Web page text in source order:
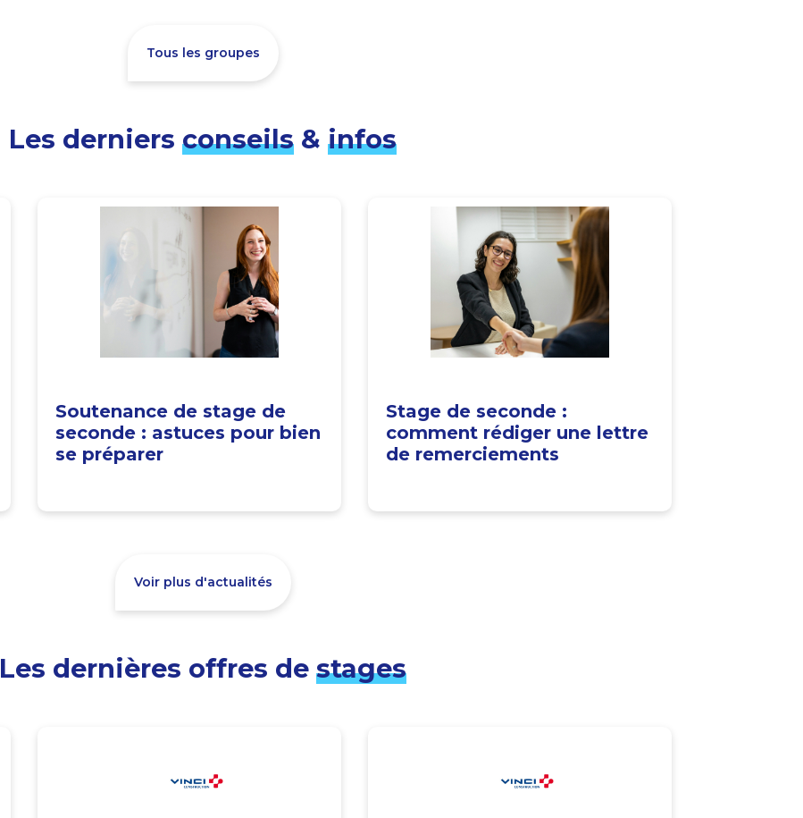
Tous les groupes
Les derniers conseils & infos
Soutenance de stage de
seconde : astuces pour bien
se préparer
Stage de seconde :
comment rédiger une lettre
de remerciements
Voir plus d'actualités
Les dernières offres de stages